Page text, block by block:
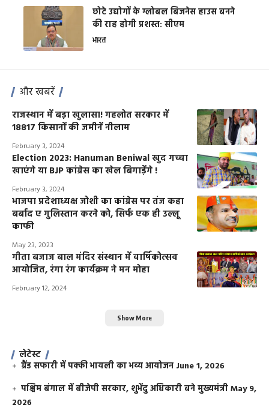
छोटे उद्योगों के ग्लोबल बिजनेस हाउस बनने
की राह होगी प्रशस्त: सीएम
भारत
और खबरें
राजस्थान में बड़ा खुलासा! गहलोत सरकार में
18817 किसानों की जमीनें नीलाम
February 3, 2024
Election 2023: Hanuman Beniwal खुद गच्चा
खाएंगे या BJP कांग्रेस का खेल बिगाड़ेंगे !
February 3, 2024
भाजपा प्रदेशाध्यक्ष जोशी का कांग्रेस पर तंज कहा
बर्बाद ए गुलिस्तान करने को, सिर्फ एक ही उल्लू
काफी
May 23, 2023
गीता बजाज बाल मंदिर संस्थान में वार्षिकोत्सव
आयोजित, रंगा रंग कार्यक्रम ने मन मोहा
February 12, 2024
Show More
लेटेस्ट
ग्रैंड सफारी में पक्की भायली का भव्य आयोजन June 1, 2026
पश्चिम बंगाल में बीजेपी सरकार, शुभेंदु अधिकारी बने मुख्यमंत्रीMay 9,
2026